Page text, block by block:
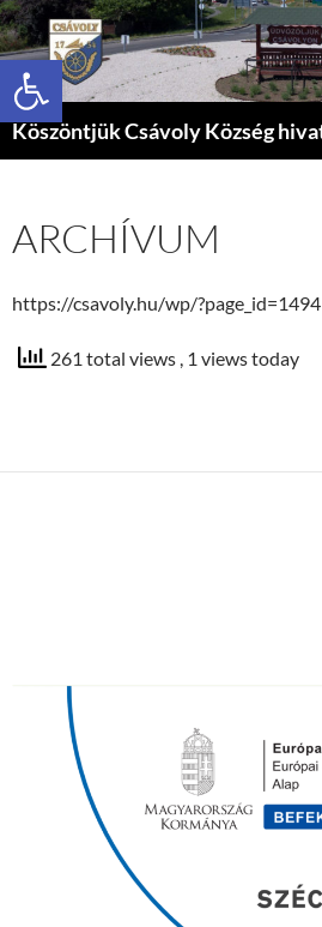
Eszköztár megnyitása
Keresés
ARCHÍVUM
https://csavoly.hu/wp/?page_id=1494
261 total views , 1 views today